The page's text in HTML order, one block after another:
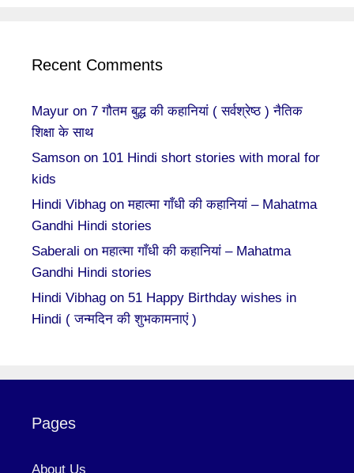
Recent Comments
Mayur on 7 गौतम बुद्ध की कहानियां ( सर्वश्रेष्ठ ) नैतिक
शिक्षा के साथ
Samson on 101 Hindi short stories with moral for
kids
Hindi Vibhag onमहात्मा गाँधी की कहानियां – Mahatma
Gandhi Hindi stories
Saberali onमहात्मा गाँधी की कहानियां – Mahatma
Gandhi Hindi stories
Hindi Vibhag on 51 Happy Birthday wishes in
Hindi ( जन्मदिन की शुभकामनाएं )
Pages
About Us